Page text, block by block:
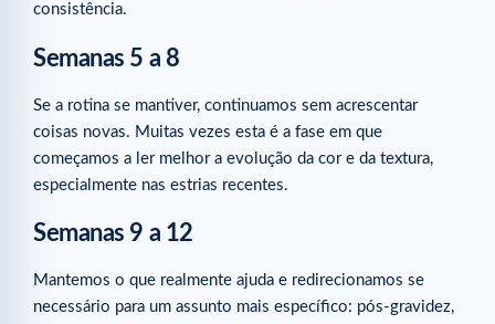
consistência.
Semanas 5 a 8
Se a rotina se mantiver, continuamos sem acrescentar
coisas novas. Muitas vezes esta é a fase em que
começamos a ler melhor a evolução da cor e da textura,
especialmente nas estrias recentes.
Semanas 9 a 12
Mantemos o que realmente ajuda e redirecionamos se
necessário para um assunto mais específico: pós-gravidez,